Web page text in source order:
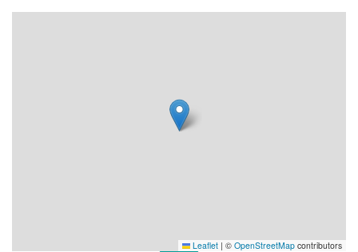
Leaflet | © OpenStreetMap contributors